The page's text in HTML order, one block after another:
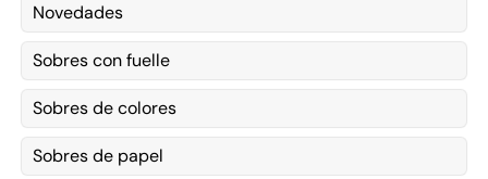
Novedades
Sobres con fuelle
Sobres de colores
Sobres de papel